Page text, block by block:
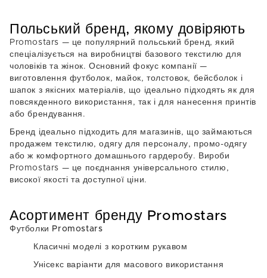
Польський бренд, якому довіряють
Promostars — це популярний польський бренд, який
спеціалізується на виробництві базового текстилю для
чоловіків та жінок. Основний фокус компанії —
виготовлення футболок, майок, толстовок, бейсболок і
шапок з якісних матеріалів, що ідеально підходять як для
повсякденного використання, так і для нанесення принтів
або брендування.
Бренд ідеально підходить для магазинів, що займаються
продажем текстилю, одягу для персоналу, промо-одягу
або ж комфортного домашнього гардеробу. Вироби
Promostars — це поєднання універсального стилю,
високої якості та доступної ціни.
Асортимент бренду Promostars
Футболки Promostars
Класичні моделі з коротким рукавом
Унісекс варіанти для масового використання